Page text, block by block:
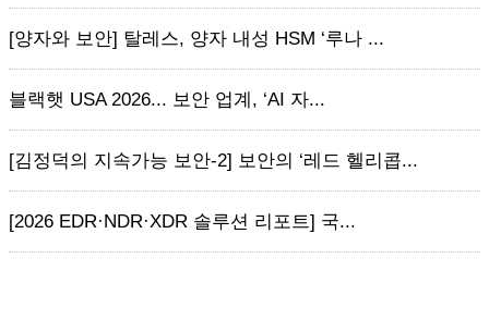
[양자와 보안] 탈레스, 양자 내성 HSM ‘루나 ...
블랙햇 USA 2026... 보안 업계, ‘AI 자...
[김정덕의 지속가능 보안-2] 보안의 ‘레드 헬리콥...
[2026 EDR·NDR·XDR 솔루션 리포트] 국...